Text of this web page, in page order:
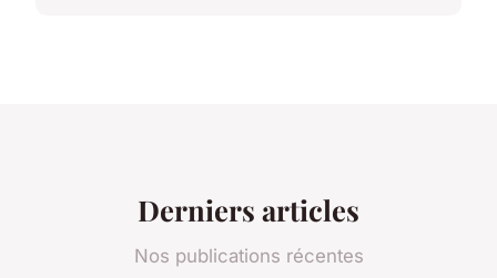
Derniers articles
Nos publications récentes